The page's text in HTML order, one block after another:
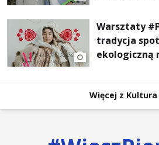
Warsztaty
tradycja
ekologiczną
Więcej z Kultura